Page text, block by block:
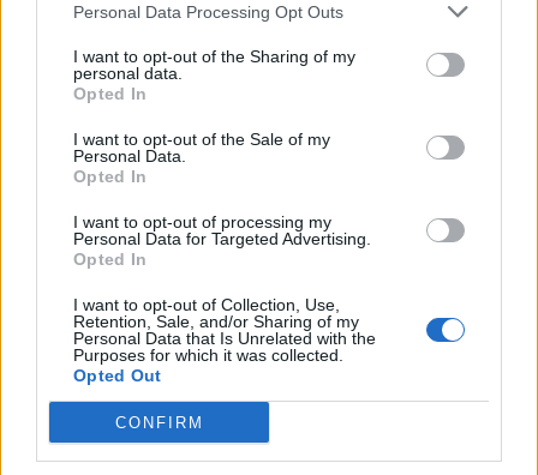
Personal Data Processing Opt Outs
I want to opt-out of the Sharing of my
personal data.
Opted In
I want to opt-out of the Sale of my
Personal Data.
Opted In
I want to opt-out of processing my
Personal Data for Targeted Advertising.
Opted In
I want to opt-out of Collection, Use,
Retention, Sale, and/or Sharing of my
Personal Data that Is Unrelated with the
Purposes for which it was collected.
Opted Out
CONFIRM
Nusitrynęs ženklinimas
klaidina vairuotojus:
prospekto rekonstrukciją
Čmilytė-Nielsen
prezidentus
(23)